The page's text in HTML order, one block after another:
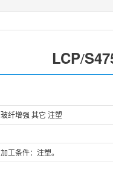
LCP/
玻纤增强 其它 注塑
加工条件：注塑。